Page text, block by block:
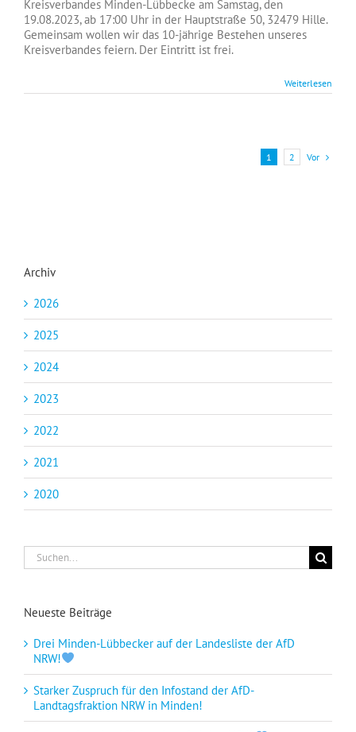
des
AfD
Kreisverbandes
Kreisverbandes Minden-Lübbecke am Samstag, den
19.08.2023, ab 17:00 Uhr in der Hauptstraße 50, 32479 Hille.
Gemeinsam wollen wir das 10-jährige Bestehen unseres
Kreisverbandes feiern. Der Eintritt ist frei.
Weiterlesen
1 2 Vor
Archiv
2026
2025
2024
2023
2022
2021
2020
Suche
nach:
Neueste Beiträge
Drei Minden-Lübbecker auf der Landesliste der AfD
NRW!
Starker Zuspruch für den Infostand der AfD-
Landtagsfraktion NRW in Minden!